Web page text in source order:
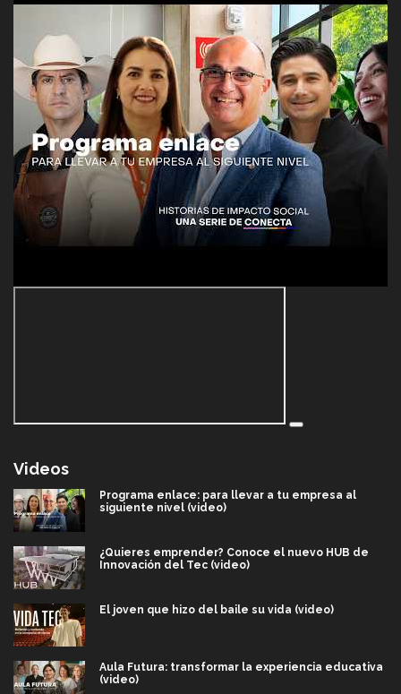
Videos
Programa enlace: para llevar a tu empresa al
siguiente nivel (video)
¿Quieres emprender? Conoce el nuevo HUB de
Innovación del Tec (video)
El joven que hizo del baile su vida (video)
Aula Futura: transformar la experiencia educativa
(video)